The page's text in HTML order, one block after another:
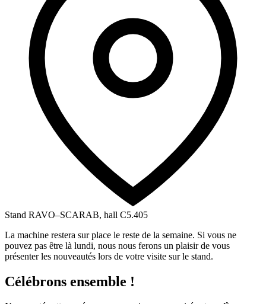
Stand RAVO–SCARAB, hall C5.405
La machine restera sur place le reste de la semaine. Si vous ne
pouvez pas être là lundi, nous nous ferons un plaisir de vous
présenter les nouveautés lors de votre visite sur le stand.
Célébrons ensemble !